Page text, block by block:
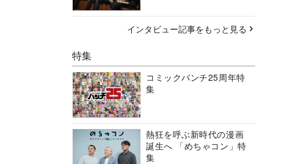
インタビュー記事をもっと見る
特集
コミックバンチ25周年特
集
熱狂を呼ぶ新時代の漫画
誕生へ 「めちゃコン」特
集